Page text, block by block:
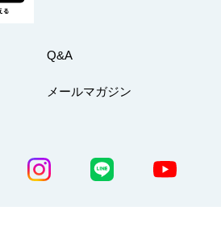
Q&A
メールマガジン